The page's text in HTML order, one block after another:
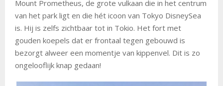
Mount Prometheus, de grote vulkaan die in het centrum
van het park ligt en die hét icoon van Tokyo DisneySea
is. Hij is zelfs zichtbaar tot in Tokio. Het fort met
gouden koepels dat er frontaal tegen gebouwd is
bezorgt alweer een momentje van kippenvel. Dit is zo
ongelooflijk knap gedaan!